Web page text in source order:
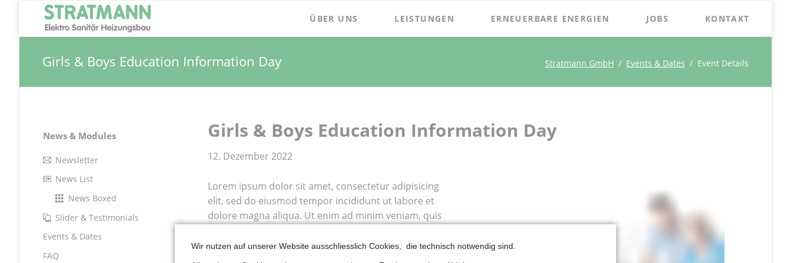
ÜBER UNS LEISTUNGEN ERNEUERBARE ENERGIEN JOBS KONTAKT
Girls & Boys Education Information Day Stratmann GmbH Events & Dates Event Details
Girls & Boys Education Information Day
12. Dezember 2022
Lorem ipsum dolor sit amet, consectetur adipisicing
elit, sed do eiusmod tempor incididunt ut labore et
dolore magna aliqua. Ut enim ad minim veniam, quis
commodo consequat. Duis aute irure dolor in
reprehenderit in voluptate velit esse cillum dolore eu
Navigation
News & Modules
Newsletter
News List
News Boxed
Slider & Testimonials
Events & Dates
FAQ
Wir nutzen auf unserer Website ausschliesslich Cookies, die technisch notwendig sind.